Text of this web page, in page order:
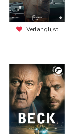
Verlanglijst